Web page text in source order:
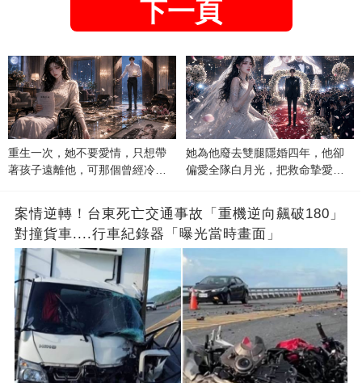
下一頁
重生一次，她不要愛情，只想帶
著孩子遠離他，可那個曾經冷漠
她為他廢去雙腿隱婚四年，他卻
偏愛全隊白月光，把救命摯愛當
案情逆轉！台東死亡交通事故「重機逆向飆破180」
對撞貨車....行車紀錄器「曝光當時畫面」